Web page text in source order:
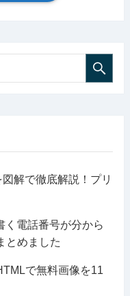
解で徹底解説！プリ
く電話番号が分から
とめました
で無料画像を11